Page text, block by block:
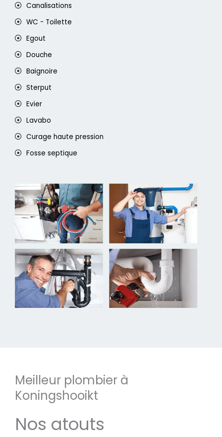
Canalisations
WC - Toilette
Egout
Douche
Baignoire
Sterput
Evier
Lavabo
Curage haute pression
Fosse septique
Meilleur plombier à
Koningshooikt
Nos atouts